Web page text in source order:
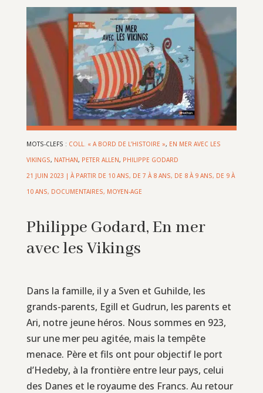
MOTS-CLEFS : COLL. « A BORD DE L’HISTOIRE », EN MER AVEC LES
VIKINGS, NATHAN, PETER ALLEN, PHILIPPE GODARD
21 JUIN 2023 | À PARTIR DE 10 ANS, DE 7 À 8 ANS, DE 8 À 9 ANS, DE 9 À
10 ANS, DOCUMENTAIRES, MOYEN-AGE
Philippe Godard, En mer
avec les Vikings
Dans la famille, il y a Sven et Guhilde, les
grands-parents, Egill et Gudrun, les parents et
Ari, notre jeune héros. Nous sommes en 923,
sur une mer peu agitée, mais la tempête
menace. Père et fils ont pour objectif le port
d’Hedeby, à la frontière entre leur pays, celui
des Danes et le royaume des Francs. Au retour